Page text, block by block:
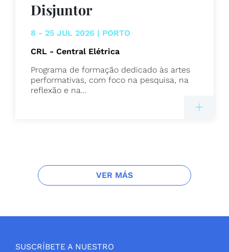
Disjuntor
8 - 25 JUL 2026 | PORTO
CRL - Central Elétrica
Programa de formação dedicado às artes
performativas, com foco na pesquisa, na
reflexão e na...
VER MÁS
SUSCRÍBETE A NUESTRO